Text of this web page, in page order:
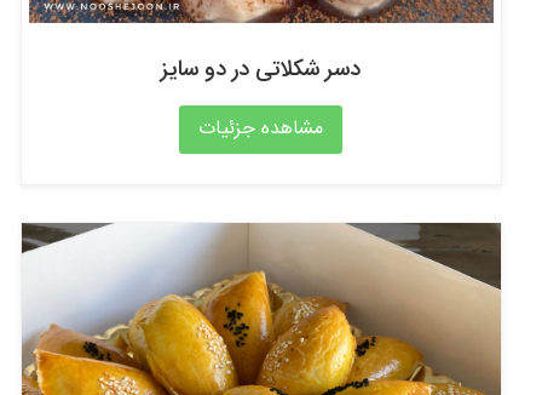
دسر شکلاتی در دو سایز
مشاهده جزئیات